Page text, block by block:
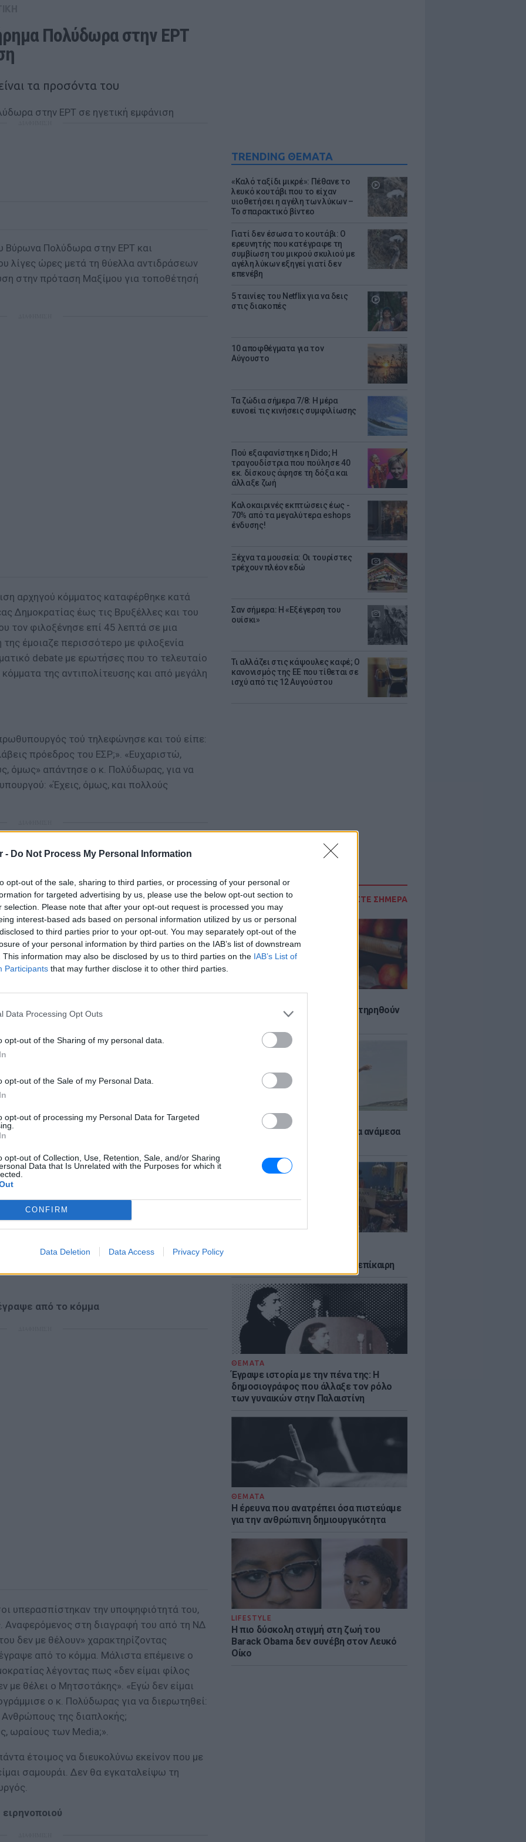
- Do Not Process My Personal Information
opt-out of the sale, sharing to third parties, or processing of your personal or
for targeted advertising by us, please use the below opt-out section to
selection. Please note that after your opt-out request is processed you may
interest-based ads based on personal information utilized by us or personal
to third parties prior to your opt-out. You may separately opt-out of the
of your personal information by third parties on the IAB’s list of downstream
This information may also be disclosed by us to third parties on the IAB’s List of
Participants that may further disclose it to other third parties.
Data Processing Opt Outs
opt-out of the Sharing of my personal data.
opt-out of the Sale of my Personal Data.
opt-out of processing my Personal Data for Targeted
opt-out of Collection, Use, Retention, Sale, and/or Sharing
Data that Is Unrelated with the Purposes for which it
CONFIRM
Data Deletion Data Access Privacy Policy
TRENDING ΘΕΜΑΤΑ
«Καλό ταξίδι μικρέ»: Πέθανε το
λευκό κουτάβι που το είχαν
υιοθετήσει η αγέλη των λύκων –
Το σπαρακτικό βίντεο
Γιατί δεν έσωσα το κουτάβι: Ο
ερευνητής που κατέγραφε τη
συμβίωση του μικρού σκυλιού με
αγέλη λύκων εξηγεί γιατί δεν
επενέβη
5 ταινίες του Netflix για να δεις
στις διακοπές
10 αποφθέγματα για τον
Αύγουστο
Τα ζώδια σήμερα 7/8: Η μέρα
ευνοεί τις κινήσεις συμφιλίωσης
Πού εξαφανίστηκε η Dido; Η
τραγουδίστρια που πούλησε 40
εκ. δίσκους άφησε τη δόξα και
άλλαξε ζωή
Καλοκαιρινές εκπτώσεις έως -
70% από τα μεγαλύτερα eshops
ένδυσης!
Ξέχνα τα μουσεία: Οι τουρίστες
τρέχουν πλέον εδώ
Σαν σήμερα: Η «Εξέγερση του
ουίσκι»
Τι αλλάζει στις κάψουλες καφέ; Ο
κανονισμός της ΕΕ που τίθεται σε
ισχύ από τις 12 Αυγούστου
ΔΙΑΒΑΣΤΕ ΣΗΜΕΡΑ
6 φρούτα που μπορουν να διατηρηθούν
Πώς να αποφύγεις το σύγκαμα ανάμεσα
νεοπλουτισμό και παραμένει επίκαιρη
ΘΕΜΑΤΑ
Έγραψε ιστορία με την πένα της: Η
δημοσιογράφος που άλλαξε τον ρόλο
των γυναικών στην Παλαιστίνη
ΘΕΜΑΤΑ
Η έρευνα που ανατρέπει όσα πιστεύαμε
για την ανθρώπινη δημιουργικότητα
LIFESTYLE
Η πιο δύσκολη στιγμή στη ζωή του
Barack Obama δεν συνέβη στον Λευκό
Οίκο
Πολύδωρα στην ΕΡΤ
τα προσόντα του
Βύρωνα Πολύδωρα στην ΕΡΤ και
λίγες ώρες μετά τη θύελλα αντιδράσεων
στην πρόταση Μαξίμου για τοποθέτησή
αρχηγού κόμματος καταφέρθηκε κατά
Δημοκρατίας έως τις Βρυξέλλες και του
τον φιλοξένησε επί 45 λεπτά σε μια
έμοιαζε περισσότερο με φιλοξενία
debate με ερωτήσες που το τελευταίο
της αντιπολίτευσης και από μεγάλη
τού τηλεφώνησε και τού είπε:
πρόεδρος του ΕΣΡ;». «Ευχαριστώ,
όμως» απάντησε ο κ. Πολύδωρας, για να
«Έχεις, όμως, και πολλούς
πικρία του όπως είπε για τη στάση της
πρόσωπο του Βύρωνα Πολύδωρα δεν
ΕΣΡ». «Στενοχωρήθηκα πολύ με τη στάση
Να με σκοτώσουν δια φυσικού θανάτου;
χειρότερος κι από αυτόν της
ΝΔ. «Η ηγετική ομάδα της ΝΔ με
πως η πρόταση, την οποία
«Αποδέχθηκα την πρόταση για να
είπε ο κ. Πολύδωρας για να τονίσει
να παραιτηθώ, δεν θέλω να εκβιάσω
από το κόμμα
υπερασπίστηκαν την υποψηφιότητά του,
Αναφερόμενος στη διαγραφή του από τη ΝΔ
δεν με θέλουν» χαρακτηρίζοντας
από το κόμμα. Μάλιστα επέμεινε ο
λέγοντας πως «δεν είμαι φίλος
με θέλει ο Μητσοτάκης». «Εγώ δεν είμαι
ο κ. Πολύδωρας για να διερωτηθεί:
Ανθρώπους της διαπλοκής;
ωραίους των Media;».
έτοιμος να διευκολύνω εκείνον που με
σαμουράι. Δεν θα εγκαταλείψω τη